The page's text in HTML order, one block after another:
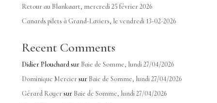
Retour au Blankaart, mercredi 25 février 2026
Canards pilets à Grand-Laviers, le vendredi 13-02-2026
Recent Comments
Didier Plouchardsur Baie de Somme, lundi 27/04/2026
Dominique Merciersur Baie de Somme, lundi 27/04/2026
Gérard Royersur Baie de Somme, lundi 27/04/2026